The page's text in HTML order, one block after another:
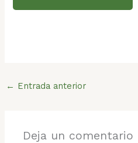
← Entrada anterior
Deja un comentario